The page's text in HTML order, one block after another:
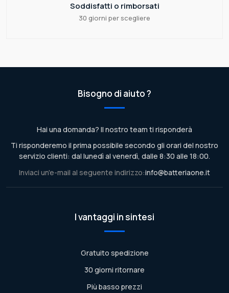
Soddisfatti o rimborsati
30 giorni per scegliere
Bisogno di aiuto ?
Hai una domanda? Il nostro team ti risponderà
Ti risponderemo il prima possibile secondo gli orari del nostro
servizio clienti: dal lunedì al venerdì, dalle 8:30 alle 18:00.
Inviaci un'e-mail al seguente indirizzo:info@batteriaone.it
I vantaggi in sintesi
Gratuito spedizione
30 giorni ritornare
Più basso prezzi